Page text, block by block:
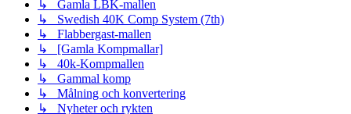
↳ Gamla LBK-mallen
↳ Swedish 40K Comp System (7th)
↳ Flabbergast-mallen
↳ [Gamla Kompmallar]
↳ 40k-Kompmallen
↳ Gammal komp
↳ Målning och konvertering
↳ Nyheter och rykten